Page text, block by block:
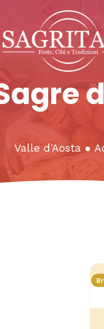
Valle d'Aosta ●